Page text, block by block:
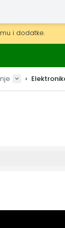
unutar 24
karte i
i dodatke.